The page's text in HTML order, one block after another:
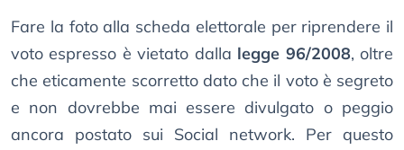
Fare la foto alla scheda elettorale per riprendere il
voto espresso è vietato dalla legge 96/2008, oltre
che eticamente scorretto dato che il voto è segreto
e non dovrebbe mai essere divulgato o peggio
ancora postato sui Social network. Per questo